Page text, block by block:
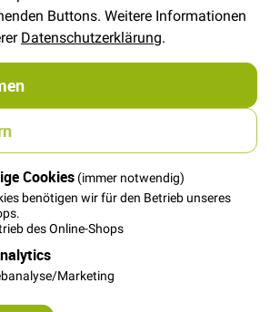
Buttons. Weitere Informationen
Datenschutzerklärung.
Cookies (immer notwendig)
benötigen wir für den Betrieb unseres
des Online-Shops
Marketing
In den Warenkorb
Metallreißverschluss von Riri
Durch die polierte Kette gleitet der
gut und vehakt sich nicht beim